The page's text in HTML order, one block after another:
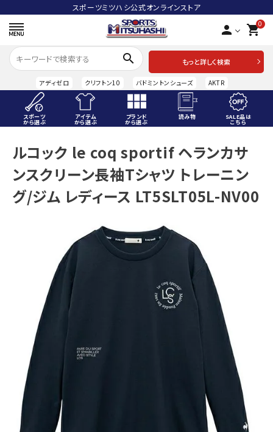
スポーツミツハシ公式オンラインストア
person 0
shopping_cart
search
もっと詳しく検索
アディゼロ クリフトン10 バドミントンシューズ AKTR
スポーツ
から選ぶ
アイテム
から選ぶ
ブランド
から選ぶ
読み物 SALE品は
こちら
ACCOUNT MENU
ようこそ ゲスト 様
meeting_room ログイン person 会員登録
アイテムから選ぶ
ブランドから選ぶ
SALE品はこちら
INFORMATIOM
ご利用ガイド
お問い合わせ
メルマガ登録
ルコック le coq sportif ヘランカサ
ンスクリーン長袖Tシャツ トレーニン
グ/ジム レディース LT5SLT05L-NV00